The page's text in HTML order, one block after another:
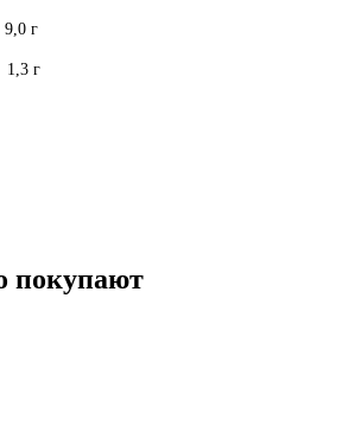
покупают